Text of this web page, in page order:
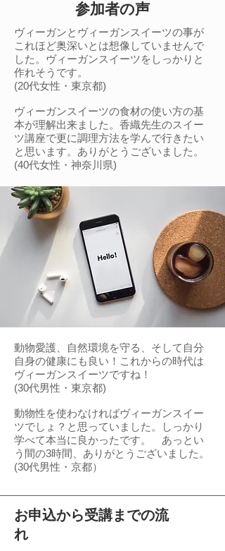
参加者の声
ヴィーガンとヴィーガンスイーツの事が
これほど奥深いとは想像していませんで
した。ヴィーガンスイーツをしっかりと
作れそうです。
(20代女性・東京都)
ヴィーガンスイーツの食材の使い方の基
本が理解出来ました。香織先生のスイー
ツ講座で更に調理方法を学んで行きたい
と思います。ありがとうございました。
(40代女性・神奈川県)
動物愛護、自然環境を守る、そして自分
自身の健康にも良い！これからの時代は
ヴィーガンスイーツですね！
(30代男性・東京都)
動物性を使わなければヴィーガンスイー
ツでしょ？と思っていました。しっかり
学べて本当に良かったです。 あっとい
う間の3時間、ありがとうございました。
​(30代男性・京都）
​お申込から受講までの流
れ